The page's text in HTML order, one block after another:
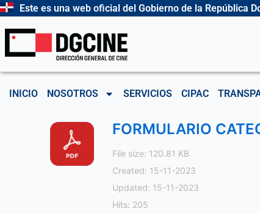
Ir
contenido
Este es una web oficial del Gobierno de la República
INICIO NOSOTROS SERVICIOS CIPAC
FORMULARIO
File size: 120.81 KB
Created: 15-11-2023
Updated: 15-11-2023
Hits: 205